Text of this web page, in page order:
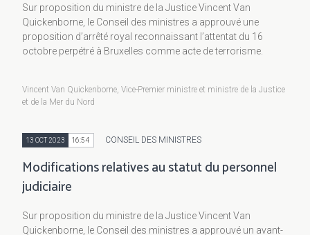
Sur proposition du ministre de la Justice Vincent Van
Quickenborne, le Conseil des ministres a approuvé une
proposition d’arrêté royal reconnaissant l’attentat du 16
octobre perpétré à Bruxelles comme acte de terrorisme.
Vincent Van Quickenborne, Vice-Premier ministre et ministre de la Justice
et de la Mer du Nord
13 OCT 2023 16:54 CONSEIL DES MINISTRES
Modifications relatives au statut du personnel
judiciaire
Sur proposition du ministre de la Justice Vincent Van
Quickenborne, le Conseil des ministres a approuvé un avant-